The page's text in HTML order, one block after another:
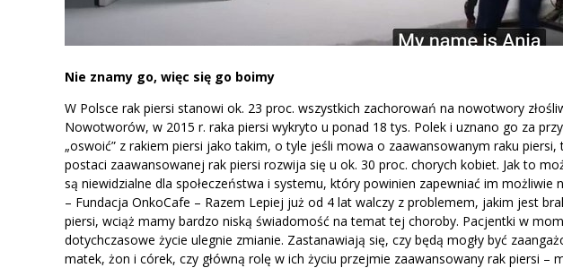
Nie znamy go, więc się go boimy
W Polsce rak piersi stanowi ok. 23 proc. wszystkich zachorowań na nowotwory
Nowotworów, w 2015 r. raka piersi wykryto u ponad 18 tys. Polek i uznano go za
„oswoić” z rakiem piersi jako takim, o tyle jeśli mowa o zaawansowanym raku
postaci zaawansowanej rak piersi rozwija się u ok. 30 proc. chorych kobiet. Jak to
są niewidzialne dla społeczeństwa i systemu, który powinien zapewniać im możliwie
– Fundacja OnkoCafe – Razem Lepiej już od 4 lat walczy z problemem, jakim jest
piersi, wciąż mamy bardzo niską świadomość na temat tej choroby. Pacjentki w
dotychczasowe życie ulegnie zmianie. Zastanawiają się, czy będą mogły być
matek, żon i córek, czy główną rolę w ich życiu przejmie zaawansowany rak piersi –